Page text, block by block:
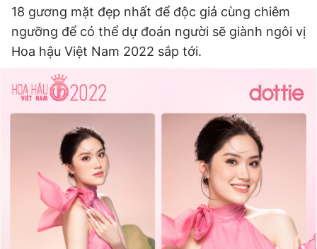
18 gương mặt đẹp nhất để độc giả cùng chiêm
ngưỡng để có thể dự đoán người sẽ giành ngôi vị
Hoa hậu Việt Nam 2022 sắp tới.